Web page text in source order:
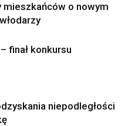
mieszkańców o nowym
– finał konkursu
niepodległości